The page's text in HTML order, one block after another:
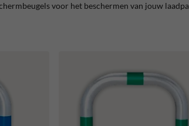
voor het beschermen van jouw